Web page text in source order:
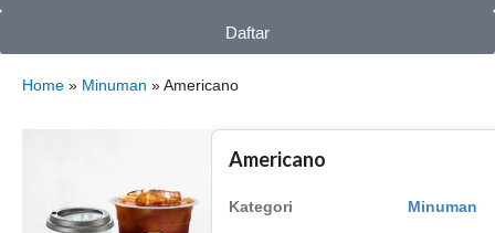
Daftar
Home » Minuman » Americano
Americano
Kategori Minuman